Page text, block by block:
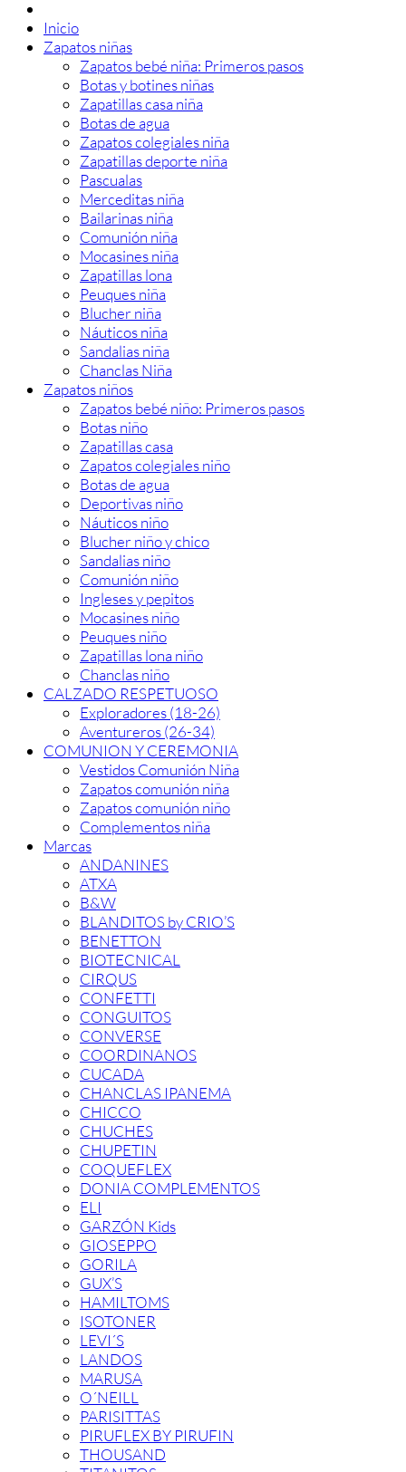
Inicio
Zapatos niñas
Zapatos bebé niña: Primeros pasos
Botas y botines niñas
Zapatillas casa niña
Botas de agua
Zapatos colegiales niña
Zapatillas deporte niña
Pascualas
Merceditas niña
Bailarinas niña
Comunión niña
Mocasines niña
Zapatillas lona
Peuques niña
Blucher niña
Náuticos niña
Sandalias niña
Chanclas Niña
Zapatos niños
Zapatos bebé niño: Primeros pasos
Botas niño
Zapatillas casa
Zapatos colegiales niño
Botas de agua
Deportivas niño
Náuticos niño
Blucher niño y chico
Sandalias niño
Comunión niño
Ingleses y pepitos
Mocasines niño
Peuques niño
Zapatillas lona niño
Chanclas niño
CALZADO RESPETUOSO
Exploradores (18-26)
Aventureros (26-34)
COMUNION Y CEREMONIA
Vestidos Comunión Niña
Zapatos comunión niña
Zapatos comunión niño
Complementos niña
Marcas
ANDANINES
ATXA
B&W
BLANDITOS by CRIO’S
BENETTON
BIOTECNICAL
CIRQUS
CONFETTI
CONGUITOS
CONVERSE
COORDINANOS
CUCADA
CHANCLAS IPANEMA
CHICCO
CHUCHES
CHUPETIN
COQUEFLEX
DONIA COMPLEMENTOS
ELI
GARZÓN Kids
GIOSEPPO
GORILA
GUX’S
HAMILTOMS
ISOTONER
LEVI´S
LANDOS
MARUSA
O´NEILL
PARISITTAS
PIRUFLEX BY PIRUFIN
THOUSAND